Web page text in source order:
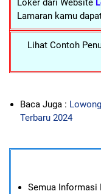
Loker dari Website
Lamaran kamu
Lihat Contoh
Baca Juga :
Terbaru 2024
Semua Informasi